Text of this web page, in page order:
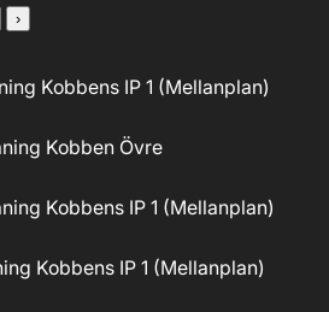
›
Kobbens IP 1 (Mellanplan)
Kobben Övre
Kobbens IP 1 (Mellanplan)
Kobbens IP 1 (Mellanplan)